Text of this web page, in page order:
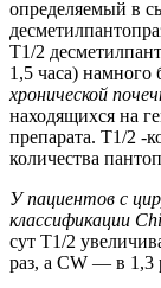
определяемый в
Т1/2
1,5 часа) намного
хронической
находящихся на
препарата. T1/2 -
количества
У пациентов с
классификации
сут T1/2
раз, a CW — в 1,3